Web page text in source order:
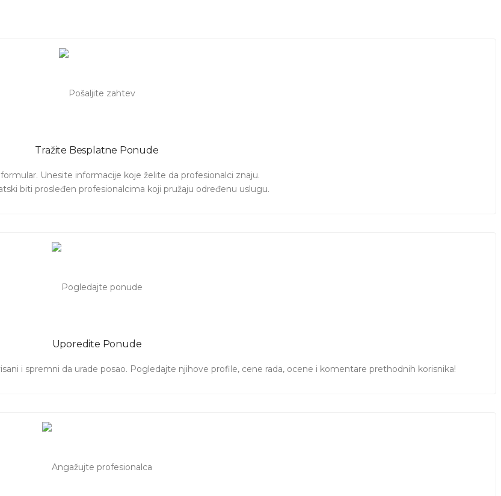
Tražite Besplatne Ponude
Unesite informacije koje želite da profesionalci znaju.
biti prosleđen profesionalcima koji pružaju određenu uslugu.
Uporedite Ponude
i spremni da urade posao. Pogledajte njihove profile, cene rada, ocene i komentare prethodnih korisnika!